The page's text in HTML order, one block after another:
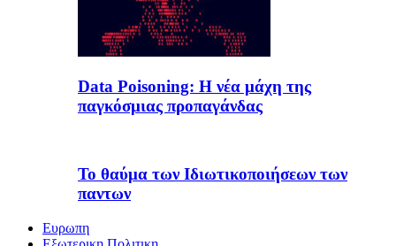
Data Poisoning: Η νέα μάχη της
παγκόσμιας προπαγάνδας
Το θαύμα των Ιδιωτικοποιήσεων των
παντων
Ευρωπη